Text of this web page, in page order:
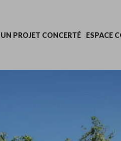
UN PROJET CONCERTÉ ESPACE